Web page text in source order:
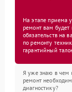
На этапе приема
ремонт вам будет
обязательств на
по ремонту
гарантийный
Я уже знаю в чем
ремонт
диагностику?